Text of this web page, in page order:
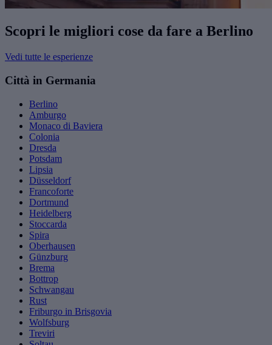
Scopri le migliori cose da fare a Berlino
Vedi tutte le esperienze
Città in Germania
Berlino
Amburgo
Monaco di Baviera
Colonia
Dresda
Potsdam
Lipsia
Düsseldorf
Francoforte
Dortmund
Heidelberg
Stoccarda
Spira
Oberhausen
Günzburg
Brema
Bottrop
Schwangau
Rust
Friburgo in Brisgovia
Wolfsburg
Treviri